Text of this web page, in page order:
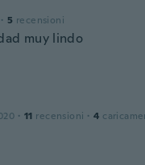
· 5 recensioni
muy lindo
· 11 recensioni · 4